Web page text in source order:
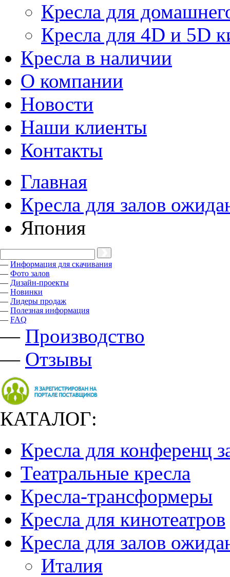
Кресла для
Кресла для 4D и 5D
Кресла в наличии
О компании
Новости
Наши клиенты
Контакты
Главная
Кресла для залов
Япония
— Информация для скачивания
— Фото залов
— Дизайн-проекты
— Новинки
— Лидеры продаж
— Полезная информация
— FAQ
— Производство
— Отзывы
КАТАЛОГ:
Кресла для конференц
Театральные кресла
Кресла-трансформеры
Кресла для кинотеатров
Кресла для залов
Италия